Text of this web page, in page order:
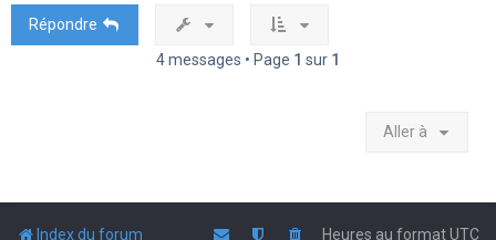
Répondre
4 messages • Page 1 sur 1
Aller à
Index du forum Heures au formatUTC